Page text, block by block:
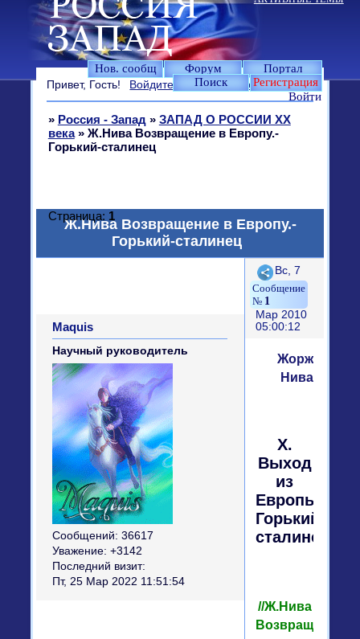
Нов. сообщ Форум
Портал
Поиск
Регистрация
Войти
Привет, Гость! Войдите илизарегистрируйтесь.
» Россия - Запад » ЗАПАД О РОССИИ XX
века » Ж.Нива Возвращение в Европу.-
Горький-сталинец
Ж.Нива Возвращение в Европу.-
Горький-сталинец
Страница: 1
Поделиться
1
Вс, 7
Мар 2010
05:00:12
Maquis
Научный руководитель
Сообщений: 36617
Уважение: +3142
Последний визит:
Пт, 25 Мар 2022 11:51:54
Жорж
Нива
X.
Выход
из
Европы
Горький-
сталинец
//Ж.Нива
Возвращение